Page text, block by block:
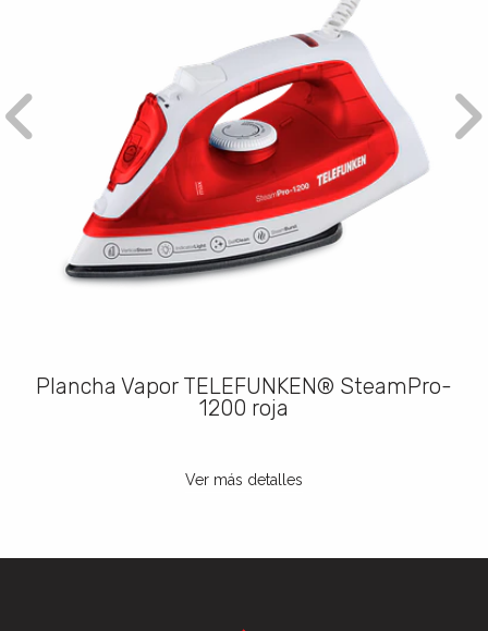
Plancha Vapor TELEFUNKEN® SteamPro-
1200 roja
Ver más detalles